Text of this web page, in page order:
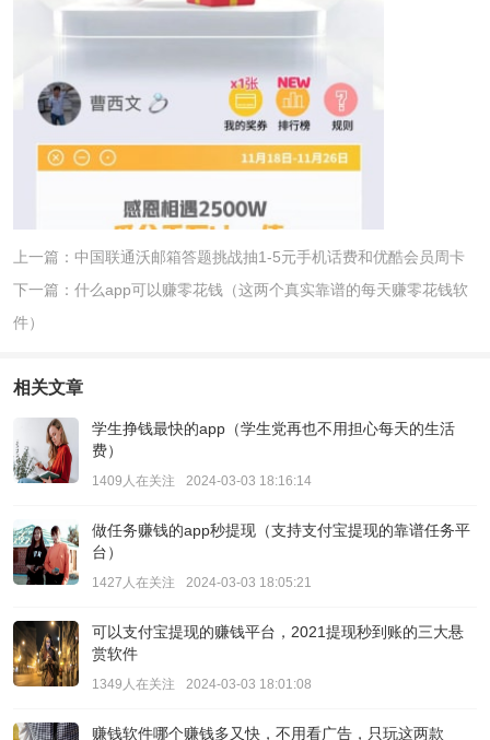
上一篇：中国联通沃邮箱答题挑战抽1-5元手机话费和优酷会员周卡
下一篇：什么app可以赚零花钱（这两个真实靠谱的每天赚零花钱软
件）
相关文章
学生挣钱最快的app（学生党再也不用担心每天的生活
费）
1409人在关注 2024-03-03 18:16:14
做任务赚钱的app秒提现（支持支付宝提现的靠谱任务平
台）
1427人在关注 2024-03-03 18:05:21
可以支付宝提现的赚钱平台，2021提现秒到账的三大悬
赏软件
1349人在关注 2024-03-03 18:01:08
赚钱软件哪个赚钱多又快，不用看广告，只玩这两款